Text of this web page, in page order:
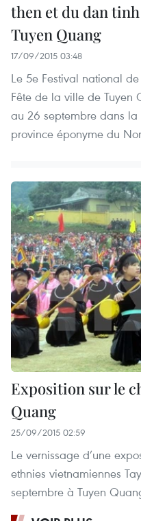
then et du dan tinh
Tuyen Quang
17/09/2015 03:48
Le 5e Festival national
Fête de la ville de Tuyen
au 26 septembre dans
province éponyme du
Exposition sur le
Quang
25/09/2015 02:59
Le vernissage d’une
ethnies vietnamiennes
septembre à Tuyen